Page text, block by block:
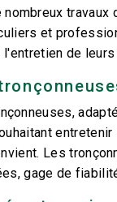
et
de
Les
gage de